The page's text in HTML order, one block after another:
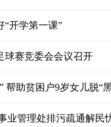
“开学第一课”
球赛竞委会会议召开
帮助贫困户9岁女儿脱“
业管理处排污疏通解民